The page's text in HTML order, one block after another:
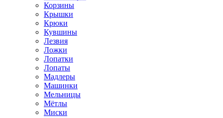
Корзины
Крышки
Крюки
Кувшины
Лезвия
Ложки
Лопатки
Лопаты
Мадлеры
Машинки
Мельницы
Мётлы
Миски